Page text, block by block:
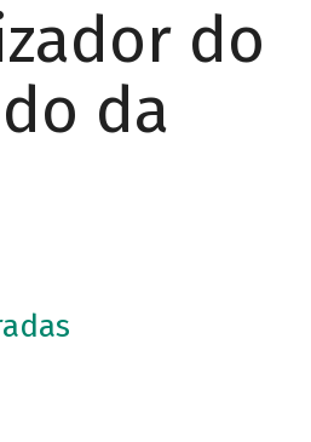
do
da